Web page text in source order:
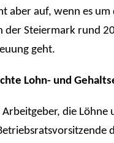
aber auf, wenn es
der Steiermark rund
geht.
Lohn- und
Arbeitgeber, die